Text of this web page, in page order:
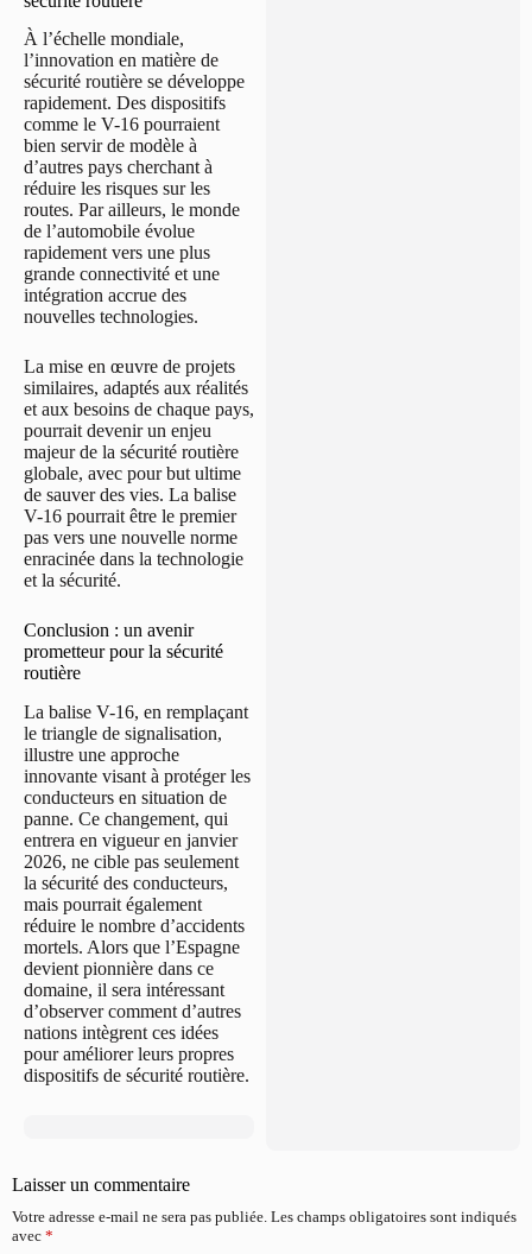
À l’échelle mondiale,
l’innovation en matière de
sécurité routière se développe
rapidement. Des dispositifs
comme le V-16 pourraient
bien servir de modèle à
d’autres pays cherchant à
réduire les risques sur les
routes. Par ailleurs, le monde
de l’automobile évolue
rapidement vers une plus
grande connectivité et une
intégration accrue des
nouvelles technologies.
La mise en œuvre de projets
similaires, adaptés aux réalités
et aux besoins de chaque pays,
pourrait devenir un enjeu
majeur de la sécurité routière
globale, avec pour but ultime
de sauver des vies. La balise
V-16 pourrait être le premier
pas vers une nouvelle norme
enracinée dans la technologie
et la sécurité.
Conclusion : un avenir
prometteur pour la sécurité
routière
La balise V-16, en remplaçant
le triangle de signalisation,
illustre une approche
innovante visant à protéger les
conducteurs en situation de
panne. Ce changement, qui
entrera en vigueur en janvier
2026, ne cible pas seulement
la sécurité des conducteurs,
mais pourrait également
réduire le nombre d’accidents
mortels. Alors que l’Espagne
devient pionnière dans ce
domaine, il sera intéressant
d’observer comment d’autres
nations intègrent ces idées
pour améliorer leurs propres
dispositifs de sécurité routière.
Laisser un commentaire
Votre adresse e-mail ne sera pas publiée. Les champs obligatoires sont indiqués
avec *